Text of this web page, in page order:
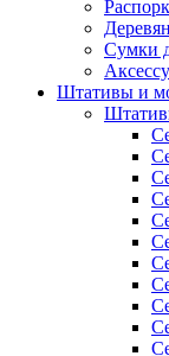
Сумки
Штативы и